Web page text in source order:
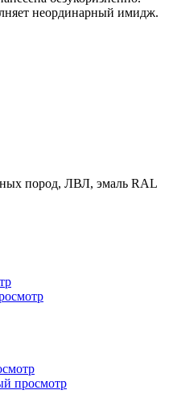
неординарный имидж.
пород, ЛВЛ, эмаль RAL
просмотр